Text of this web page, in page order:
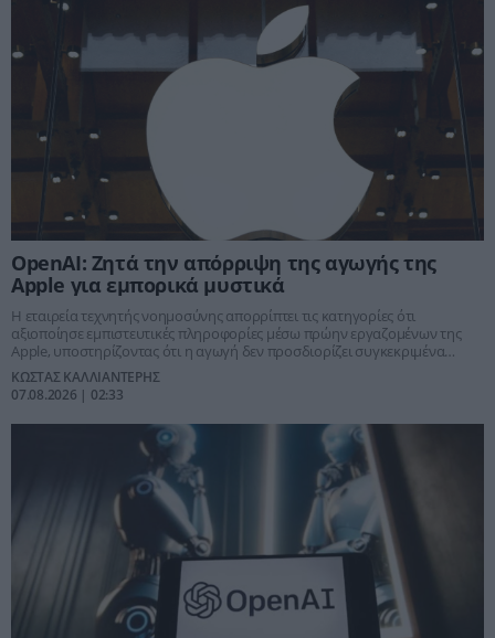
OpenAI: Ζητά την απόρριψη της αγωγής της
Apple για εμπορικά μυστικά
Η εταιρεία τεχνητής νοημοσύνης απορρίπτει τις κατηγορίες ότι
αξιοποίησε εμπιστευτικές πληροφορίες μέσω πρώην εργαζομένων της
Apple, υποστηρίζοντας ότι η αγωγή δεν προσδιορίζει συγκεκριμένα
μυστικά ούτε αποδεικνύει υπεξαίρεση.
ΚΩΣΤΑΣ ΚΑΛΛΙΑΝΤΕΡΗΣ
07.08.2026 | 02:33